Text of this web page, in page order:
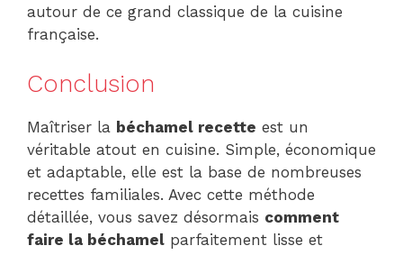
autour de ce grand classique de la cuisine
française.
Conclusion
Maîtriser la béchamel recette est un
véritable atout en cuisine. Simple, économique
et adaptable, elle est la base de nombreuses
recettes familiales. Avec cette méthode
détaillée, vous savez désormais comment
faire la béchamel parfaitement lisse et